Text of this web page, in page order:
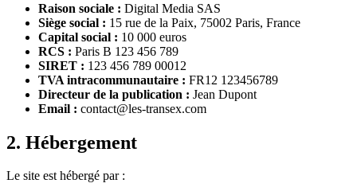
Raison sociale : Digital Media SAS
Siège social : 15 rue de la Paix, 75002 Paris, France
Capital social : 10 000 euros
RCS : Paris B 123 456 789
SIRET : 123 456 789 00012
TVA intracommunautaire : FR12 123456789
Directeur de la publication : Jean Dupont
Email : contact@les-transex.com
2. Hébergement
Le site est hébergé par :